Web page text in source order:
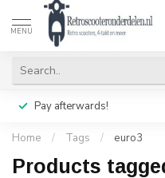
MENU
Pay afterwards!
Home / Tags / euro3
Products